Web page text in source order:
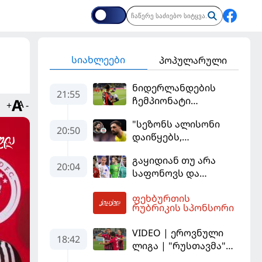
+ -
სიახლეები პოპულარული
21:55
ნიდერლანდების
ჩემპიონატი
გაიხსნა - ის მატჩის
MVP გახდა
20:50
"სეზონს ალისონი
დაიწყებს,
შანსის
გამოსაყენებლად
სჭირდება,
რომელსაც 100%-ით
მიიღებს" - განაცხადა
"ლივერპულის"
ყოფილმა მეკარემ
20:04
გაყიდიან თუ არა
საფონოვს და
იქნება პსჟ-ს
ძირითადი მეკარე?
ფეხბურთის
რუბრიკის სპონსორი
18:42
VIDEO | ეროვნული
ლიგა | "რუსთავმა"